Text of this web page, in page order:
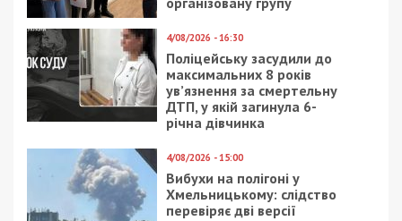
4/08/2026 - 16:30
Поліцейську засудили до
максимальних 8 років
ув’язнення за смертельну
ДТП, у якій загинула 6-
річна дівчинка
4/08/2026 - 15:00
Вибухи на полігоні у
Хмельницькому: слідство
перевіряє дві версії